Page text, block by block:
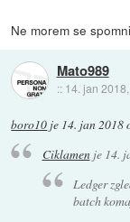
Ne morem se
Mato989
:: 14. jan
boro10 je 14. jan 2018
Ciklamenje 14.
Ledger
batch